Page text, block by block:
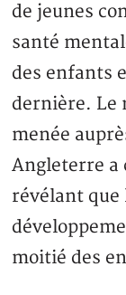
de jeunes
santé
des enfants
dernière. Le
menée
Angleterre a
révélant
moitié des